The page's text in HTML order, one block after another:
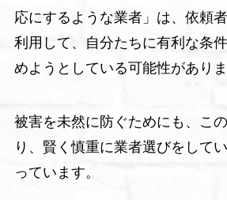
応にするような業者」は、依頼
利用して、自分たちに有利な条
めようとしている可能性がありま
被害を未然に防ぐためにも、こ
り、賢く慎重に業者選びをして
っています。